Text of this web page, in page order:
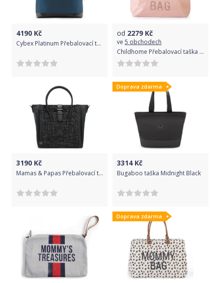
4190 Kč
Cybex Platinum Přebalovací taška malá Mountain Blue | turquoise 2022
od 2279 Kč
ve 5 obchodech
Childhome Přebalovací taška Mommy Bag Pink
3190 Kč
Mamas & Papas Přebalovací taška Tote Bag Opulence
Doprava zdarma
3314Kč
Bugaboo taška Midnight Black
Doprava zdarma